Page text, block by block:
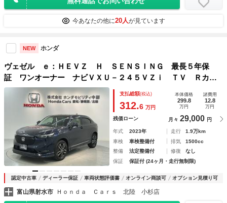
今あなたの他に20人が見ています
NEW ホンダ
ヴェゼル ｅ：ＨＥＶＺ Ｈ ＳＥＮＳＩＮＧ 最長５年保
証 ワンオーナー ナビＶＸＵ－２４５ＶＺｉ ＴＶ Ｒカメ
ラ ＣＤ録音 ＢＴオ－ディオ ＤＶＤ ＥＴＣ ＬＥＤライ
ト ＶＳＡ シートヒーター クルコン Ｐテールゲート
支払総額(税込)
312.6 万円
本体価格
299.8
万円
諸費用
12.8
万円
残価ローン 月々 29,000 円
年式 2023年 走行
1.9万km
車検
車検整備付 排気
1500cc
整備
法定整備付 修復
なし
保証
保証付 (24ヶ月・走行無制限)
認定中古車 ディーラー保証 車両状態評価書 オンライン商談可 オプション見積り可
富山県射水市 Ｈｏｎｄａ Ｃａｒｓ 北陸 小杉店